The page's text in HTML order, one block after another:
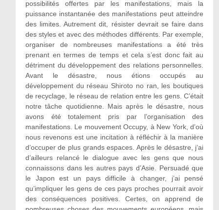
possibilités offertes par les manifestations, mais la
puissance instantanée des manifestations peut atteindre
des limites. Autrement dit, résister devrait se faire dans
des styles et avec des méthodes différents. Par exemple,
organiser de nombreuses manifestations a été très
prenant en termes de temps et cela s’est donc fait au
détriment du développement des relations personnelles.
Avant le désastre, nous étions occupés au
développement du réseau Shiroto no ran, les boutiques
de recyclage, le réseau de relation entre les gens. C’était
notre tâche quotidienne. Mais après le désastre, nous
avons été totalement pris par l’organisation des
manifestations. Le mouvement Occupy, à New York, d’où
nous revenons est une incitation à réfléchir à la manière
d’occuper de plus grands espaces. Après le désastre, j’ai
d’ailleurs relancé le dialogue avec les gens que nous
connaissons dans les autres pays d’Asie. Persuadé que
le Japon est un pays difficile à changer, j’ai pensé
qu’impliquer les gens de ces pays proches pourrait avoir
des conséquences positives. Certes, on apprend de